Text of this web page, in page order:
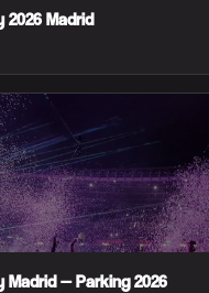
2026 Madrid
Madrid — Parking 2026